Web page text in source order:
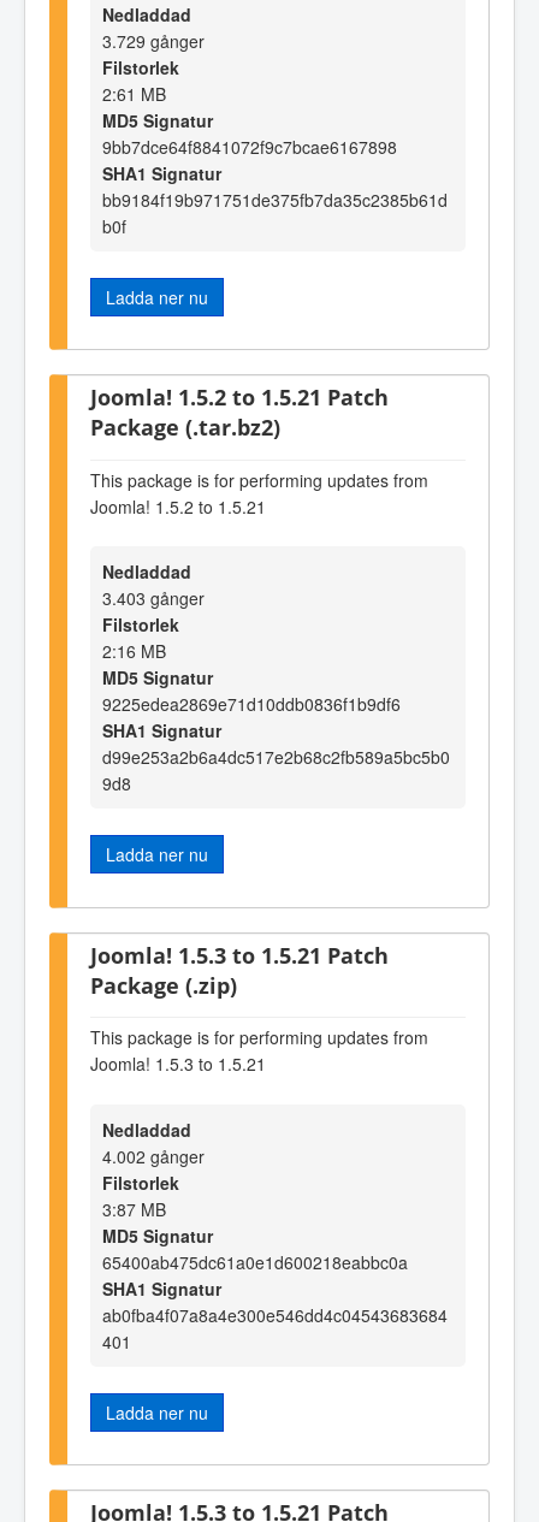
Nedladdad
3.729 gånger
Filstorlek
2:61 MB
MD5 Signatur
9bb7dce64f8841072f9c7bcae6167898
SHA1 Signatur
bb9184f19b971751de375fb7da35c2385b61d
b0f
Ladda ner nu
Joomla! 1.5.2 to 1.5.21 Patch
Package (.tar.bz2)
This package is for performing updates from
Joomla! 1.5.2 to 1.5.21
Nedladdad
3.403 gånger
Filstorlek
2:16 MB
MD5 Signatur
9225edea2869e71d10ddb0836f1b9df6
SHA1 Signatur
d99e253a2b6a4dc517e2b68c2fb589a5bc5b0
9d8
Ladda ner nu
Joomla! 1.5.3 to 1.5.21 Patch
Package (.zip)
This package is for performing updates from
Joomla! 1.5.3 to 1.5.21
Nedladdad
4.002 gånger
Filstorlek
3:87 MB
MD5 Signatur
65400ab475dc61a0e1d600218eabbc0a
SHA1 Signatur
ab0fba4f07a8a4e300e546dd4c04543683684
401
Ladda ner nu
Joomla! 1.5.3 to 1.5.21 Patch